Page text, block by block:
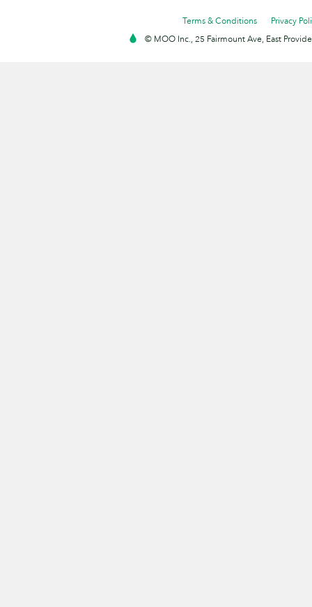
Terms & Conditions
Privacy
© MOO Inc., 25 Fairmount Ave, East